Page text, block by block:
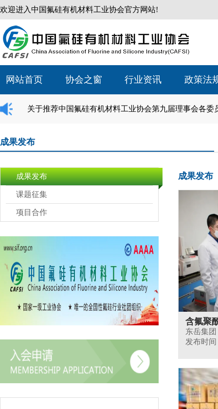
欢迎进入中国氟硅有机材料工业协会官方网站!
网站首页 协会之窗 行业资讯 政策法
关于推荐中国氟硅有机材料工业协会第九届理事会各委
成果发布
成果发布
课题征集
项目合作
成果发布
含氟聚
东岳集团
发布时间